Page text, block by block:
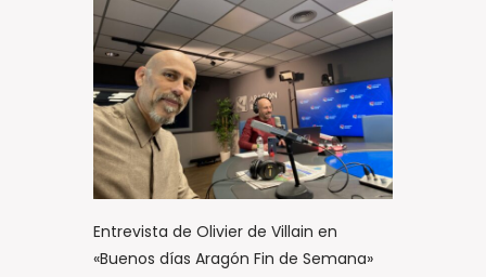
Entrevista de Olivier de Villain en
«Buenos días Aragón Fin de Semana»